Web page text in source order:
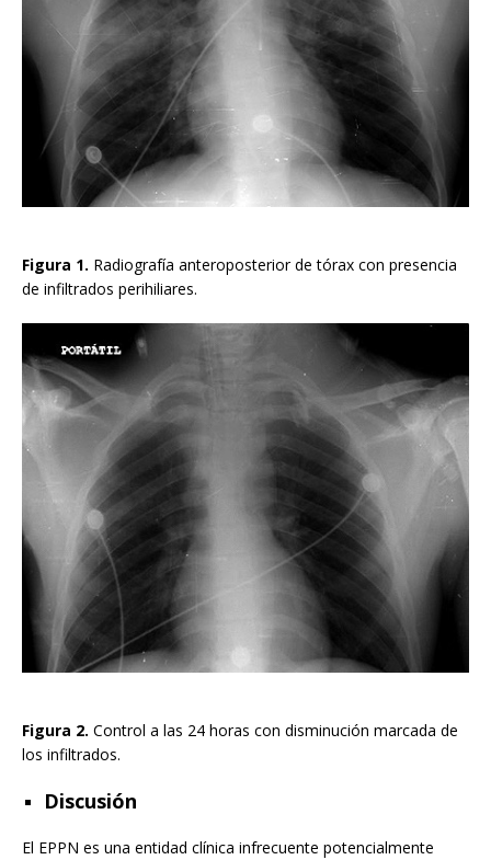
Figura 1. Radiografía anteroposterior de tórax con presencia
de infiltrados perihiliares.
Figura 2. Control a las 24 horas con disminución marcada de
los infiltrados.
Discusión
El EPPN es una entidad clínica infrecuente potencialmente